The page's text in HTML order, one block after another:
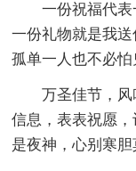
一份祝福代表
一份礼物就是我
孤单一人也不必
万圣佳节，
信息，表表祝愿
是夜神，心别寒